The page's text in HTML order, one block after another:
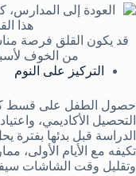
قد يكون القلق فرصة
من الخوف
التركيز على النوم
حصول الطفل على قسط
التحصيل الأكاديمي،
الدراسة قبل بدئها
تكيفه مع الأيام الأولى،
وتقليل وقت الشاشات